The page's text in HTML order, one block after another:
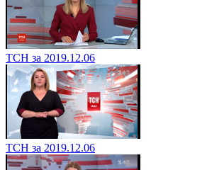
ТСН за 2019.12.06
ТСН за 2019.12.06